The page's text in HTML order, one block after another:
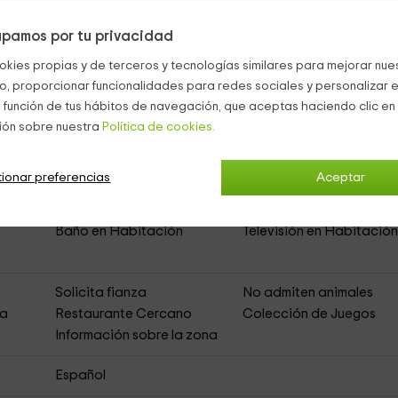
por tu privacidad
propias y de terceros y tecnologías similares para mejorar
proporcionar funcionalidades para redes sociales y personalizar
de tus hábitos de navegación, que aceptas haciendo clic
sobre nuestra Política de cookies.
Aceptar
preferencias
Classic(Apartamentos Rurales)
Baño en Habitación
Televisión en Habitación
Solicita fianza
No admiten animales
Restaurante Cercano
Colección de Juegos
Información sobre la zona
Español